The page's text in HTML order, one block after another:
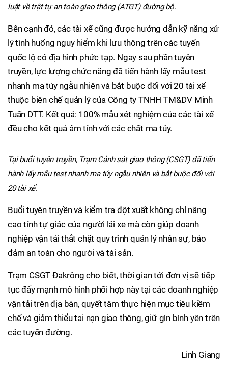
luật về trật tự an toàn giao thông (ATGT) đường bộ.
Bên cạnh đó, các tài xế cũng được hướng dẫn kỹ năng xử
lý tình huống nguy hiểm khi lưu thông trên các tuyến
quốc lộ có địa hình phức tạp. Ngay sau phần tuyên
truyền, lực lượng chức năng đã tiến hành lấy mẫu test
nhanh ma túy ngẫu nhiên và bắt buộc đối với 20 tài xế
thuộc biên chế quản lý của Công ty TNHH TM&DV Minh
Tuấn DTT. Kết quả: 100% mẫu xét nghiệm của các tài xế
đều cho kết quả âm tính với các chất ma túy.
Tại buổi tuyên truyền, Trạm Cảnh sát giao thông (CSGT) đã tiến
hành lấy mẫu test nhanh ma túy ngẫu nhiên và bắt buộc đối với
20 tài xế.
Buổi tuyên truyền và kiểm tra đột xuất không chỉ nâng
cao tính tự giác của người lái xe mà còn giúp doanh
nghiệp vận tải thắt chặt quy trình quản lý nhân sự, bảo
đảm an toàn cho người và tài sản.
Trạm CSGT Đakrông cho biết, thời gian tới đơn vị sẽ tiếp
tục đẩy mạnh mô hình phối hợp này tại các doanh nghiệp
vận tải trên địa bàn, quyết tâm thực hiện mục tiêu kiềm
chế và giảm thiểu tai nạn giao thông, giữ gìn bình yên trên
các tuyến đường.
Linh Giang